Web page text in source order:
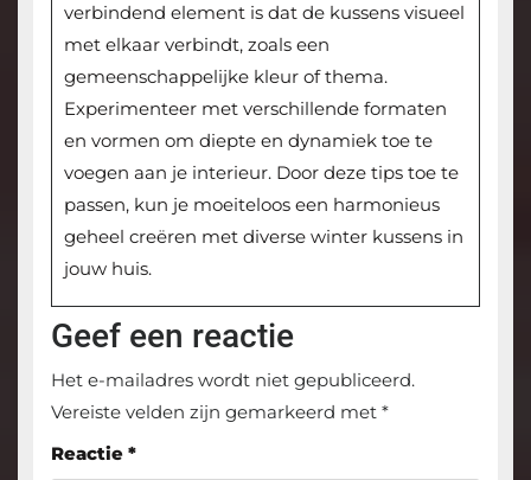
verbindend element is dat de kussens visueel
met elkaar verbindt, zoals een
gemeenschappelijke kleur of thema.
Experimenteer met verschillende formaten
en vormen om diepte en dynamiek toe te
voegen aan je interieur. Door deze tips toe te
passen, kun je moeiteloos een harmonieus
geheel creëren met diverse winter kussens in
jouw huis.
Geef een reactie
Het e-mailadres wordt niet gepubliceerd.
Vereiste velden zijn gemarkeerd met *
Reactie *